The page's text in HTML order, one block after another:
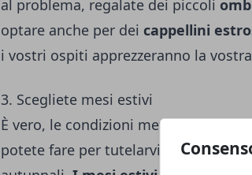
al problema, regalate dei piccoli
optare anche per dei cappellini
i vostri ospiti apprezzeranno la
3. Scegliete mesi estivi
È vero, le condizioni meteo sono
potete fare per tutelarvi è evitare